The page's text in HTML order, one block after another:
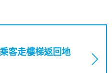
客走樓梯返回地